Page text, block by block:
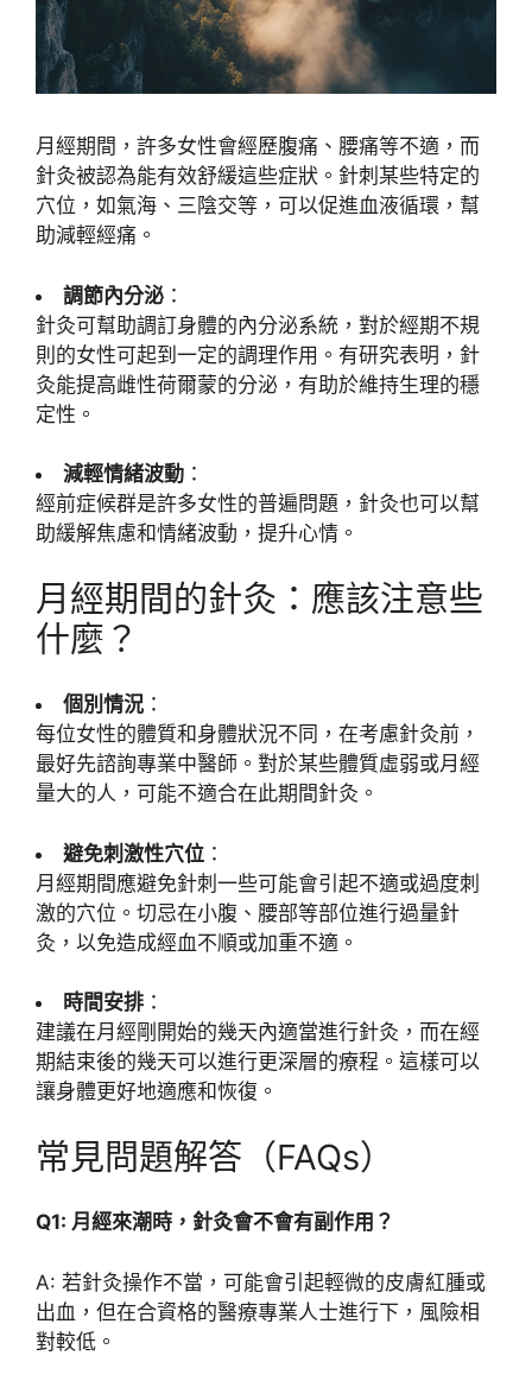
月經期間，許多女性會經歷腹痛、腰痛等不適，而
針灸被認為能有效舒緩這些症狀。針刺某些特定的
穴位，如氣海、三陰交等，可以促進血液循環，幫
助減輕經痛。
調節內分泌 ：
針灸可幫助調訂身體的內分泌系統，對於經期不規
則的女性可起到一定的調理作用。有研究表明，針
灸能提高雌性荷爾蒙的分泌，有助於維持生理的穩
定性。
減輕情緒波動 ：
經前症候群是許多女性的普遍問題，針灸也可以幫
助緩解焦慮和情緒波動，提升心情。
月經期間的針灸：應該注意些
什麼？
個別情況 ：
每位女性的體質和身體狀況不同，在考慮針灸前，
最好先諮詢專業中醫師。對於某些體質虛弱或月經
量大的人，可能不適合在此期間針灸。
避免刺激性穴位 ：
月經期間應避免針刺一些可能會引起不適或過度刺
激的穴位。切忌在小腹、腰部等部位進行過量針
灸，以免造成經血不順或加重不適。
時間安排 ：
建議在月經剛開始的幾天內適當進行針灸，而在經
期結束後的幾天可以進行更深層的療程。這樣可以
讓身體更好地適應和恢復。
常見問題解答（FAQs）
Q1: 月經來潮時，針灸會不會有副作用？
A: 若針灸操作不當，可能會引起輕微的皮膚紅腫或
出血，但在合資格的醫療專業人士進行下，風險相
對較低。